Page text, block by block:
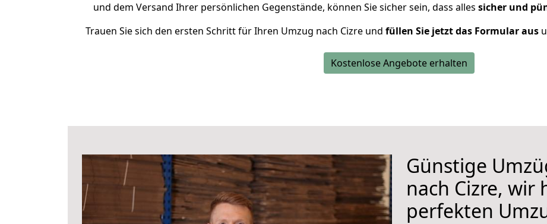
und dem Versand Ihrer persönlichen Gegenstände, können Sie sicher sein, dass alles sicher und
Trauen Sie sich den ersten Schritt für Ihren Umzug nach Cizre und füllen Sie jetzt das Formular aus
Kostenlose Angebote erhalten
Günstige
nach Cizre, wir
perfekten